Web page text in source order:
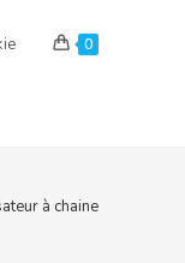
0
à chaine